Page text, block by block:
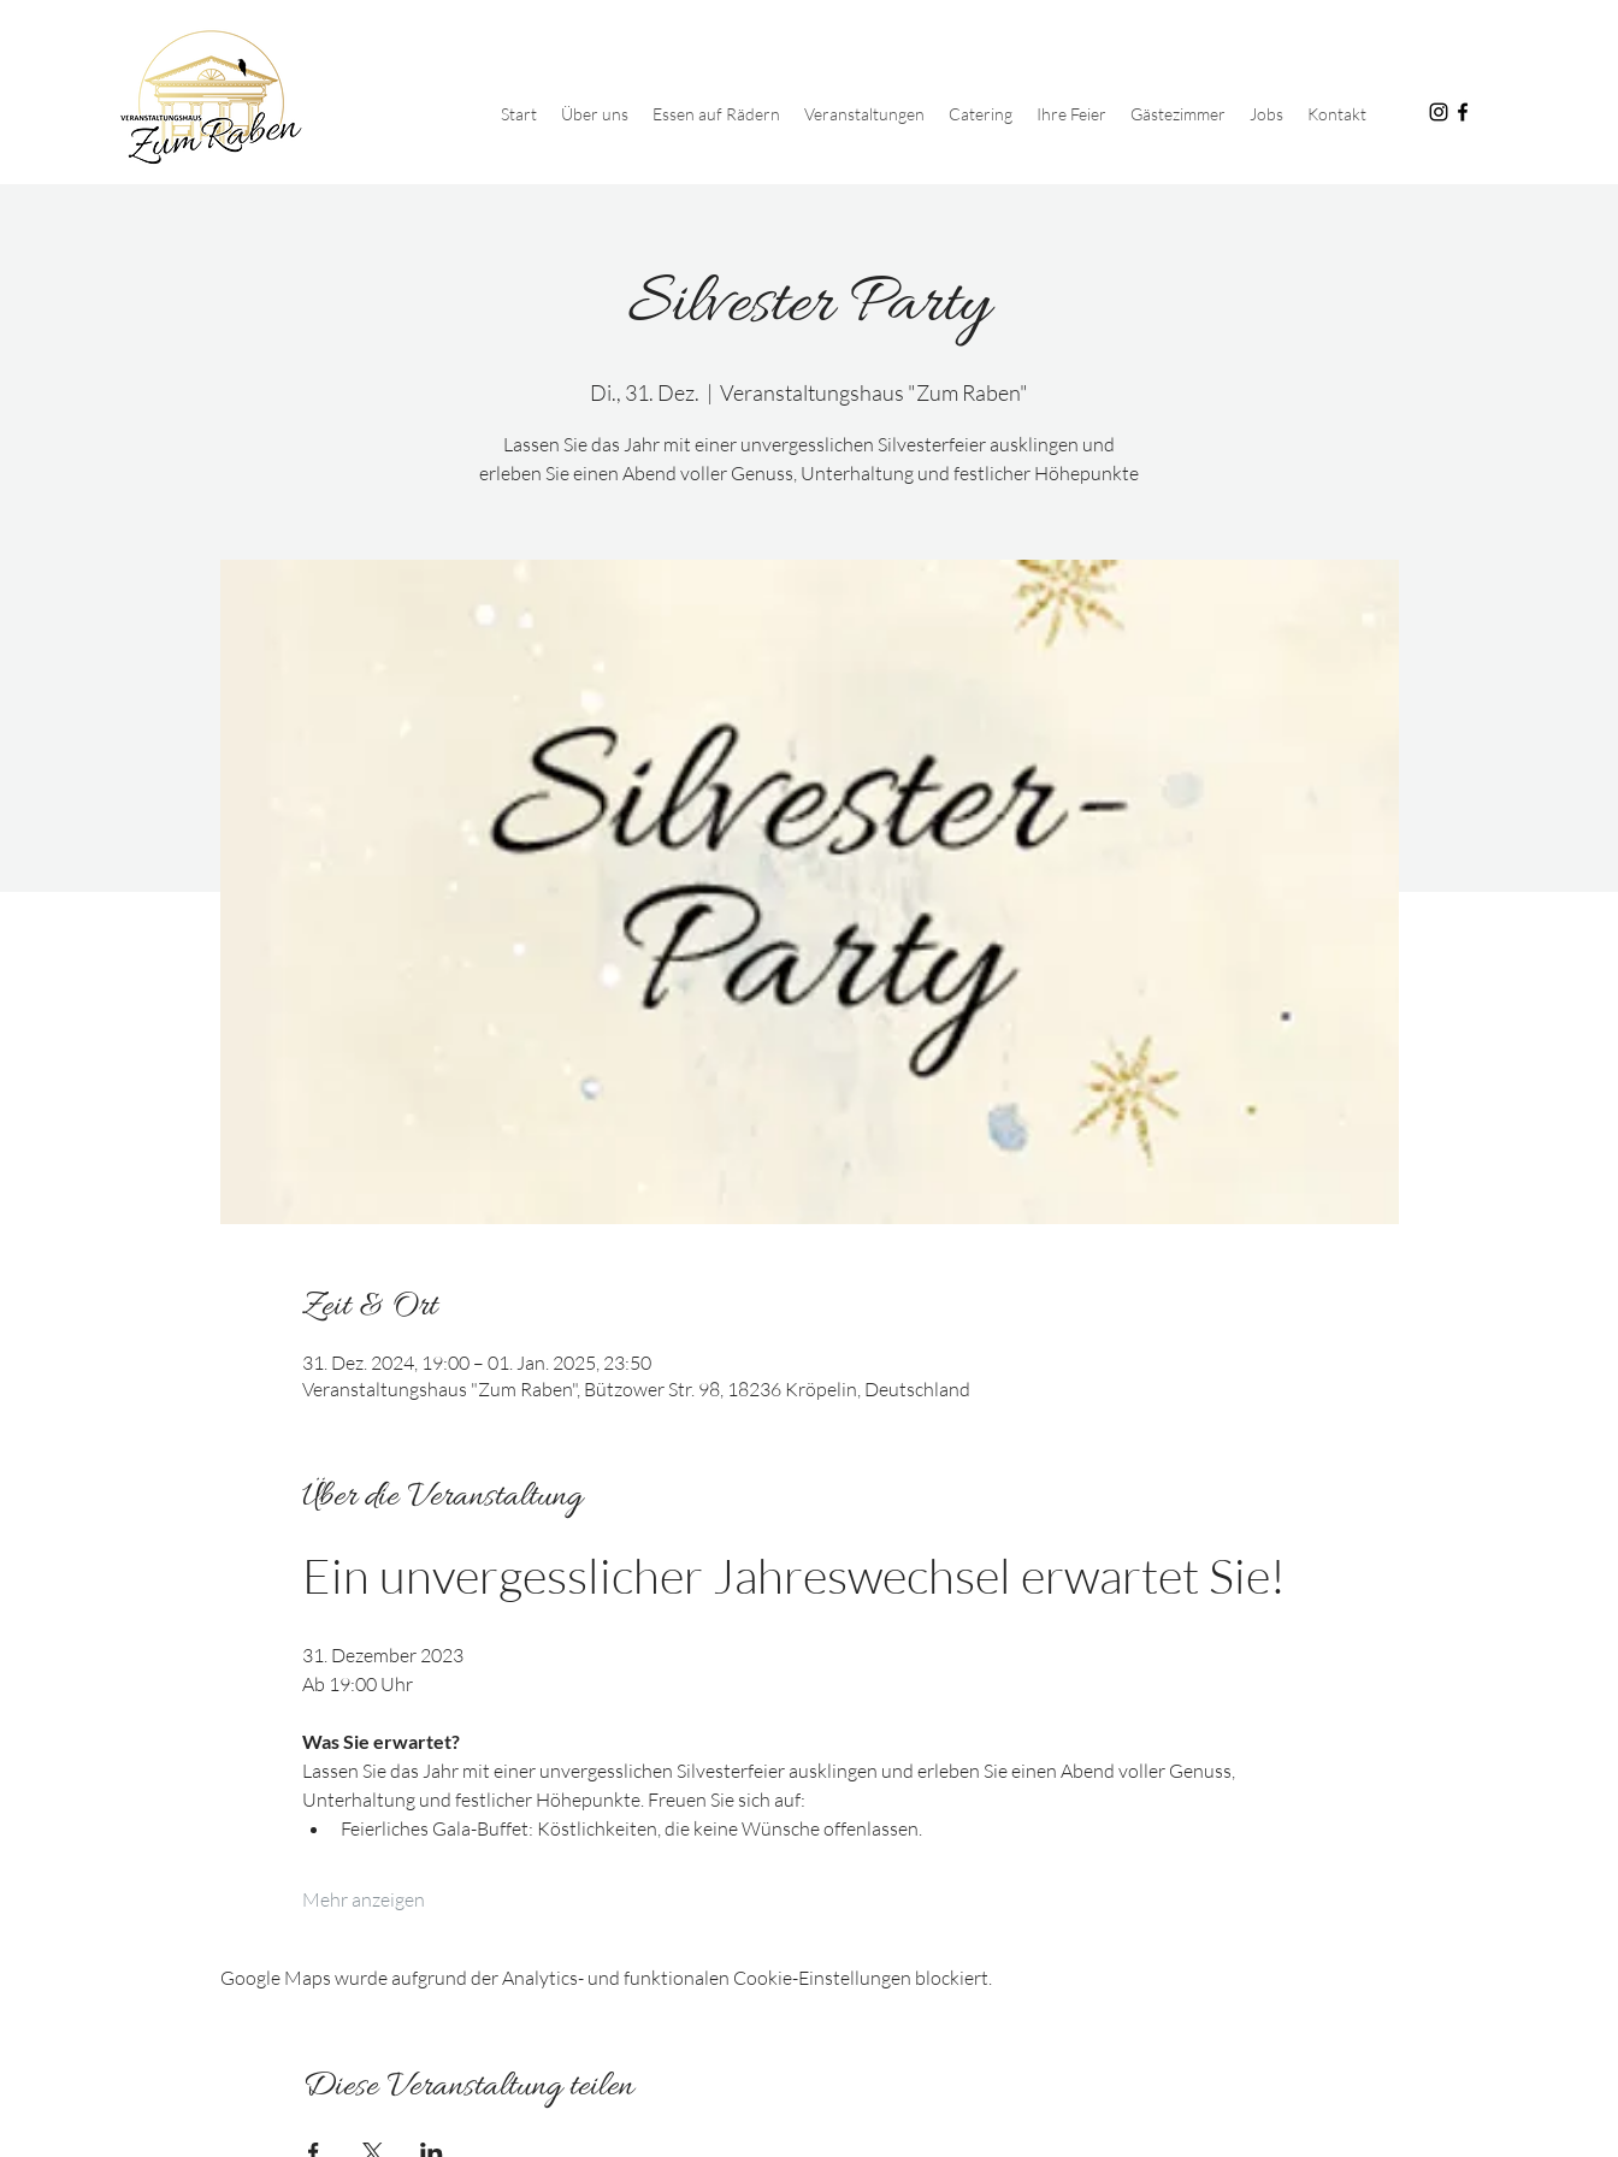
Start Über uns Essen auf Rädern Veranstaltungen Catering Ihre Feier Gästezimmer Jobs Kontakt
Silvester Party
Di., 31. Dez.
  |
Veranstaltungshaus "Zum Raben"
Lassen Sie das Jahr mit einer unvergesslichen Silvesterfeier ausklingen und
erleben Sie einen Abend voller Genuss, Unterhaltung und festlicher Höhepunkte
Zeit & Ort
31. Dez. 2024, 19:00 – 01. Jan. 2025, 23:50
Veranstaltungshaus "Zum Raben", Bützower Str. 98, 18236 Kröpelin, Deutschland
Über die Veranstaltung
Ein unvergesslicher Jahreswechsel erwartet Sie!​
​31. Dezember 2023
Ab 19:00 Uhr​
Was Sie erwartet?
Lassen Sie das Jahr mit einer unvergesslichen Silvesterfeier ausklingen und erleben Sie einen Abend voller Genuss,
Unterhaltung und festlicher Höhepunkte. Freuen Sie sich auf:​
Feierliches Gala-Buffet: Köstlichkeiten, die keine Wünsche offenlassen.
Mehr anzeigen
Google Maps wurde aufgrund der Analytics- und funktionalen Cookie-Einstellungen blockiert.
Diese Veranstaltung teilen